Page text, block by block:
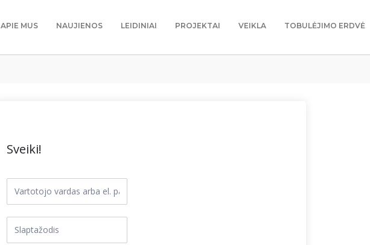
APIE MUS NAUJIENOS LEIDINIAI PROJEKTAI VEIKLA TOBULĖJIMO ERDVĖ
Sveiki!